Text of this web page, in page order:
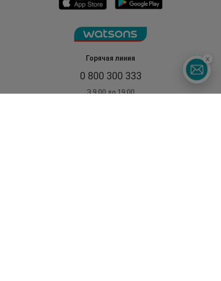
Горячая линия
0 800 300 333
З 9:00 до 19:00
x